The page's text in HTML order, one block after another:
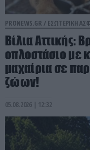
PRONEWS.GR / ΕΣΩΤΕΡΙΚΗ
Βίλια Αττικής:
οπλοστάσιο με
μαχαίρια σε
ζώων!
05.08.2026 | 12:32